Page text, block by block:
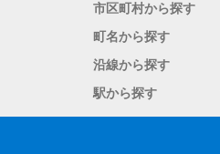
市区町村から探す
町名から探す
沿線から探す
駅から探す